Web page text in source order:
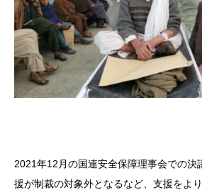
2021年12月の国連安全保障理事会での決
援が制裁の対象外となるなど、支援をよ